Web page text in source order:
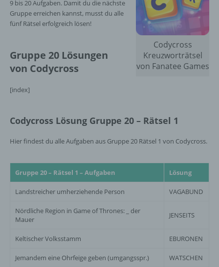
Codycross
Kreuzworträtsel
von Fanatee Games
9 bis 20 Aufgaben. Damit du die nächste
Gruppe erreichen kannst, musst du alle
fünf Rätsel erfolgreich lösen!
Gruppe 20 Lösungen
von Codycross
[index]
Codycross Lösung Gruppe 20 – Rätsel 1
Hier findest du alle Aufgaben aus Gruppe 20 Rätsel 1 von Codycross.
Gruppe 20 – Rätsel 1 – Aufgaben Lösung
Landstreicher umherziehende Person VAGABUND
Nördliche Region in Game of Thrones: _ der
Mauer
JENSEITS
Keltischer Volksstamm EBURONEN
Jemandem eine Ohrfeige geben (umgangsspr.) WATSCHEN